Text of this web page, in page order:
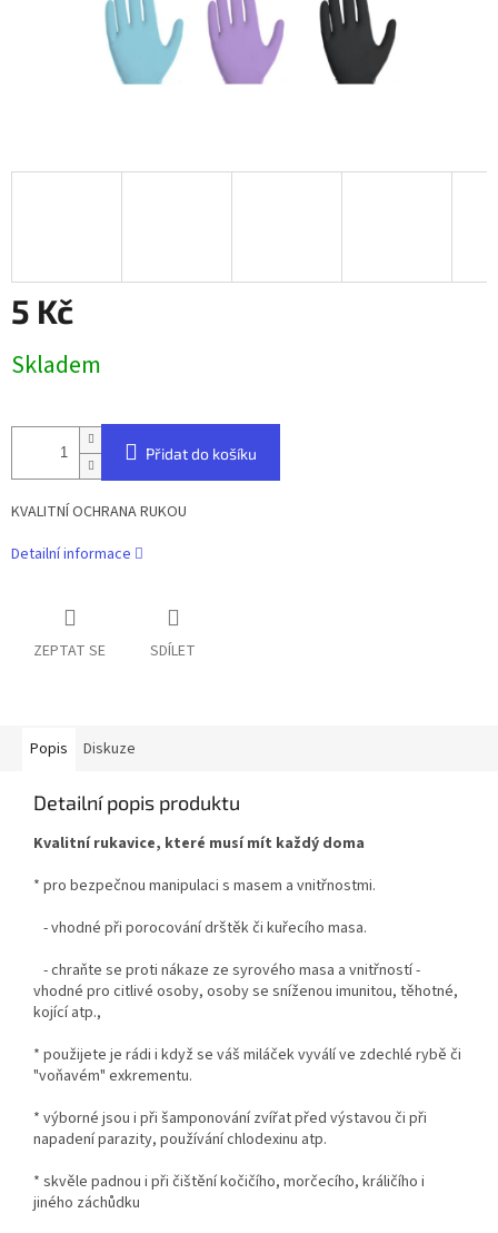
5 Kč
cena:
Skladem
Přidat do košíku
KVALITNÍ OCHRANA RUKOU
Detailní informace
ZEPTAT SE SDÍLET
Popis Diskuze
Detailní popis produktu
Kvalitní rukavice, které musí mít každý doma
* pro bezpečnou manipulaci s masem a vnitřnostmi.
- vhodné při porocování drštěk či kuřecího masa.
- chraňte se proti nákaze ze syrového masa a vnitřností -
vhodné pro citlivé osoby, osoby se sníženou imunitou, těhotné,
kojící atp.,
* použijete je rádi i když se váš miláček vyválí ve zdechlé rybě či
"voňavém" exkrementu.
* výborné jsou i při šamponování zvířat před výstavou či při
napadení parazity, používání chlodexinu atp.
* skvěle padnou i při čištění kočičího, morčecího, králičího i
jiného záchůdku